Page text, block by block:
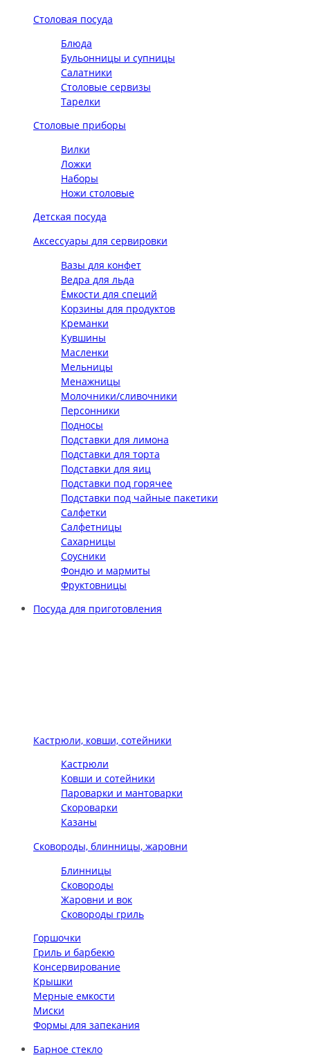
Столовая посуда
Блюда
Бульонницы и супницы
Салатники
Столовые сервизы
Тарелки
Столовые приборы
Вилки
Ложки
Наборы
Ножи столовые
Детская посуда
Аксессуары для сервировки
Вазы для конфет
Ведра для льда
Ёмкости для специй
Корзины для продуктов
Креманки
Кувшины
Масленки
Мельницы
Менажницы
Молочники/сливочники
Персонники
Подносы
Подставки для лимона
Подставки для торта
Подставки для яиц
Подставки под горячее
Подставки под чайные пакетики
Салфетки
Салфетницы
Сахарницы
Соусники
Фондю и мармиты
Фруктовницы
Посуда для приготовления
Кастрюли, ковши, сотейники
Кастрюли
Ковши и сотейники
Пароварки и мантоварки
Скороварки
Казаны
Сковороды, блинницы, жаровни
Блинницы
Сковороды
Жаровни и вок
Сковороды гриль
Горшочки
Гриль и барбекю
Консервирование
Крышки
Мерные емкости
Миски
Формы для запекания
Барное стекло